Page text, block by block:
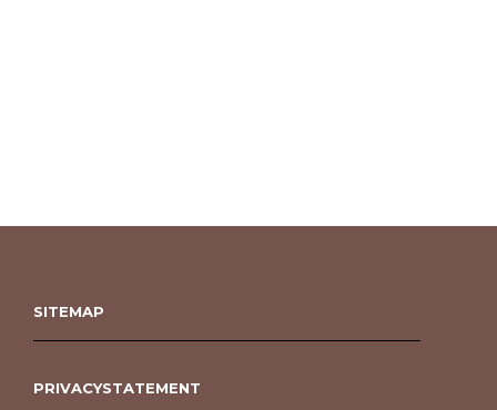
SITEMAP
PRIVACYSTATEMENT